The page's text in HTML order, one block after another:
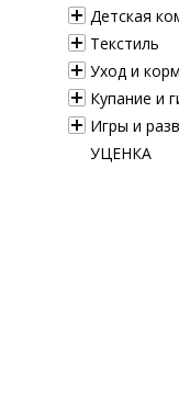
Детская
Текстиль
Уход и
Купание и
Игры и
УЦЕНКА